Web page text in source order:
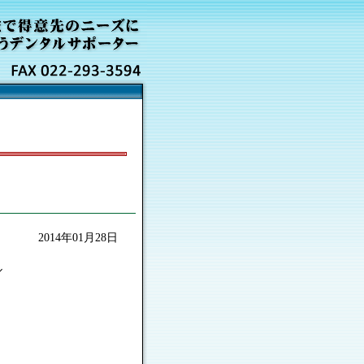
2014年01月28日